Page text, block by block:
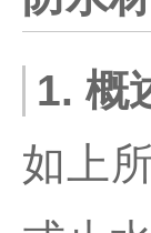
1. 概
如上